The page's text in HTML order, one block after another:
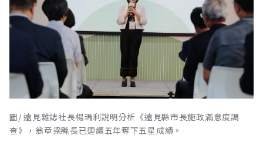
圖/ 遠見雜誌社長楊瑪利說明分析《遠見縣市長施政滿意度調
查》，翁章梁縣長已連續五年奪下五星成績。